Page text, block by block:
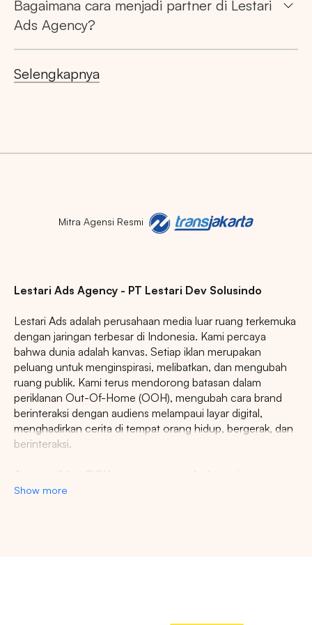
Pencarian
Tips: Pilih
Bagaimana cara menjadi partner di Lestari
Ads Agency?
Selengkapnya
Mitra Agensi Resmi
Lestari Ads Agency - PT Lestari Dev Solusindo
Lestari Ads adalah perusahaan media luar ruang terkemuka
dengan jaringan terbesar di Indonesia. Kami percaya
bahwa dunia adalah kanvas. Setiap iklan merupakan
peluang untuk menginspirasi, melibatkan, dan mengubah
ruang publik. Kami terus mendorong batasan dalam
periklanan Out-Of-Home (OOH), mengubah cara brand
berinteraksi dengan audiens melampaui layar digital,
menghadirkan cerita di tempat orang hidup, bergerak, dan
berinteraksi.
Show more